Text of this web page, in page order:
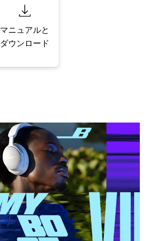
マニュアルと
ダウンロード